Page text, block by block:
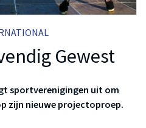
Gewest
sportverenigingen uit om
zijn nieuwe projectoproep.